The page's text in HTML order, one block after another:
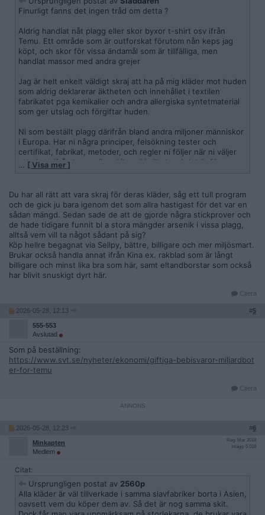
Finurligt fanns det ingen tråd om detta ?
Aldrig handlat nåt plagg eller skor byxor t-shirt osv ifrån
Temu. Ett område som är outforskat förutom nån keps jag
köpt, och skor för vissa ändamål som är tillfälliga, men
handlat massor med andra grejer
Jag är helt enkelt väldigt skraj att ha på mig kläder mot huden
som aldrig deklarerar äktheten och innehållet i textilen
fabrikatet pga kemikalier och andra allergiska syntetmaterial
som ger utslag och förgiftar huden.
Ni som beställt plagg därifrån bland andra miljoner människor
i Europa. Har ni några principer, felsökning tester och
certifikat, fabrikat, metoder, och regler ni följer när ni väljer
ett plagg ifrån temu eller skiter ni i vilket vad det är för
material som ligger emot huden ?
Förutom kanske det uppenbara att det är inte så slitstark
material i många fall och tunt och dåliga trådar men det har
inte med tråden / saken att göra ang frågan
2. I övrigt, vilken annan klädsida i EU europa är ytterst billig i
nivå med temu och liknande men har betydligt bättre
regelverk för garanterat 100% bomull eller äkthetsintyg och
allergifria intyg på sina kläder ?
… [ Visa mer ]
Du har all rätt att vara skraj för deras kläder, såg ett tull program
och de gick ju bara igenom det som allra hastigast för det var en
sådan mängd. Sedan sade de att de gjorde några stickprover och
de hade tidigare funnit bl a stora mängder arsenik i vissa plagg,
alltså vem vill ta något sådant på sig?
Köp hellre begagnat via Sellpy, bättre, billigare och mer miljösmart.
Brukar också handla annat ifrån Kina ex. rakblad som är långt
billigare och minst lika bra som här, samt eltandborstar som också
har blivit snuskigt dyrt här.
Citera
2026-05-28, 12:13 #5
555-553
Avslutad
Som på beställning:
https://www.svt.se/nyheter/ekonomi/giftiga-bebisvaror-miljardbot
er-for-temu
Citera
2026-05-28, 12:23 #6
Minkapten
Medlem
Reg: Mar 2018
Inlägg: 5 018
Citat:
Ursprungligen postat av 2560p
Alla kläder är väl tillverkade i samma slavfabriker borta i Asien,
oavsett vem du köper dem av. Så det är nog samma skit.